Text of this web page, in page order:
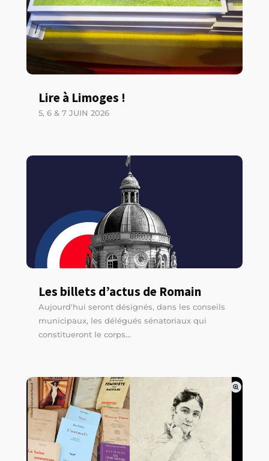
Lire à Limoges !
5, 6 & 7 JUIN 2026
Les billets d’actus de Romain
Aujourd'hui seront désignés, dans les conseils
municipaux, les délégués sénatoriaux qui
constitueront le corps...